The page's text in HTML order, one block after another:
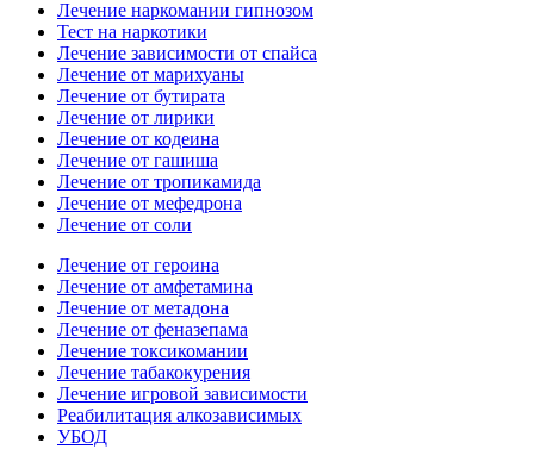
Лечение наркомании гипнозом
Тест на наркотики
Лечение зависимости от спайса
Лечение от марихуаны
Лечение от бутирата
Лечение от лирики
Лечение от кодеина
Лечение от гашиша
Лечение от тропикамида
Лечение от мефедрона
Лечение от соли
Лечение от героина
Лечение от амфетамина
Лечение от метадона
Лечение от феназепама
Лечение токсикомании
Лечение табакокурения
Лечение игровой зависимости
Реабилитация алкозависимых
УБОД